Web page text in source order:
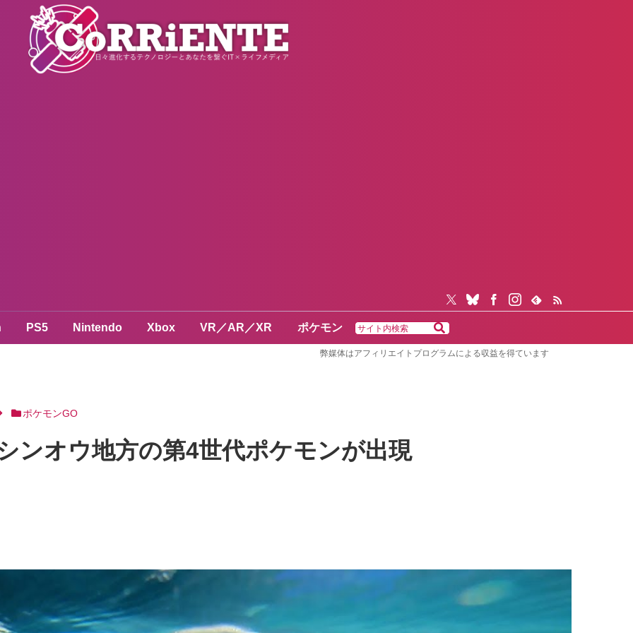
PS5 Nintendo Xbox VR／AR／XR ポケモン
弊媒体はアフィリエイトプログラムによる収益を得ています
ポケモンGO
ンオウ地方の第4世代ポケモンが出現